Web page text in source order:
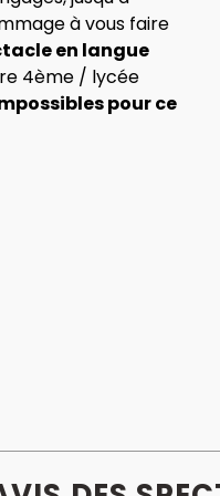
à vous faire
en langue
4ème / lycée
pour ce